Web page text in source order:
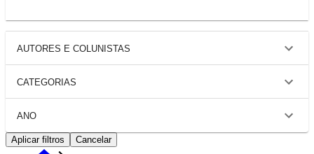
AUTORES E COLUNISTAS
CATEGORIAS
ANO
Aplicar filtros Cancelar